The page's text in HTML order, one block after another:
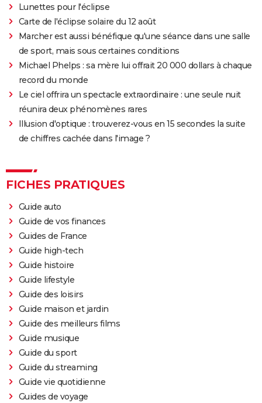
Lunettes pour l'éclipse
Carte de l'éclipse solaire du 12 août
Marcher est aussi bénéfique qu'une séance dans une salle
de sport, mais sous certaines conditions
Michael Phelps : sa mère lui offrait 20 000 dollars à chaque
record du monde
Le ciel offrira un spectacle extraordinaire : une seule nuit
réunira deux phénomènes rares
Illusion d'optique : trouverez-vous en 15 secondes la suite
de chiffres cachée dans l'image ?
FICHES PRATIQUES
Guide auto
Guide de vos finances
Guides de France
Guide high-tech
Guide histoire
Guide lifestyle
Guide des loisirs
Guide maison et jardin
Guide des meilleurs films
Guide musique
Guide du sport
Guide du streaming
Guide vie quotidienne
Guides de voyage